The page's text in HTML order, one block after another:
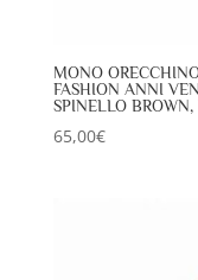
MONO
FASHION ANNI
SPINELLO
65,00€